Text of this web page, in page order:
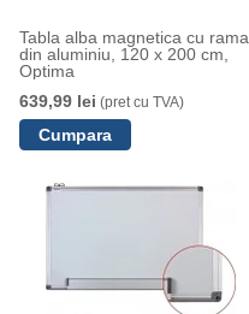
Tabla alba magnetica cu rama
din aluminiu, 120 x 200 cm,
Optima
639,99 lei (pret cu TVA)